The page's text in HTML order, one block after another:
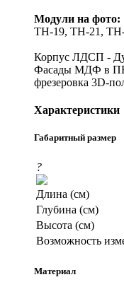
Модули на фото:
ТН-19, ТН-21,
Корпус ЛДСП -
Фасады МДФ в
фрезеровка 3D-
Характеристики
Габаритный размер
?
Длина (см)
Глубина (см)
Высота (см)
Возможность
Материал